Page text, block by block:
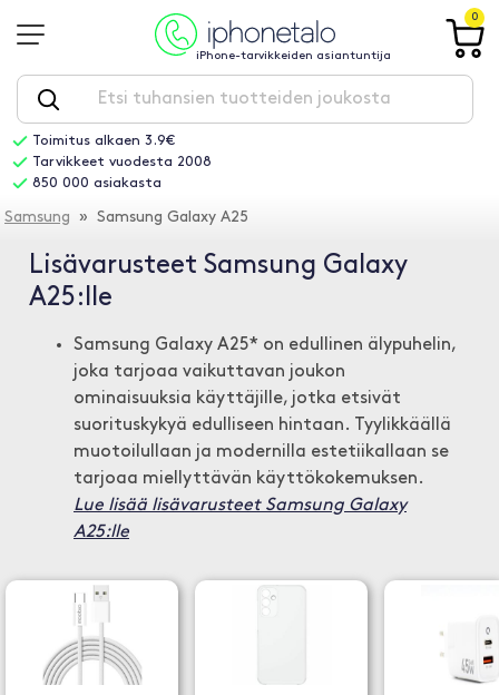
iPhone-tarvikkeiden asiantuntija
0
Toimitus alkaen 3.9€
Tarvikkeet vuodesta 2008
850 000 asiakasta
Samsung » Samsung Galaxy A25
Lisävarusteet Samsung Galaxy
A25:lle
Samsung Galaxy A25* on edullinen älypuhelin,
joka tarjoaa vaikuttavan joukon
ominaisuuksia käyttäjille, jotka etsivät
suorituskykyä edulliseen hintaan. Tyylikkäällä
muotoilullaan ja modernilla estetiikallaan se
tarjoaa miellyttävän käyttökokemuksen.
Lue lisää lisävarusteet Samsung Galaxy
A25:lle